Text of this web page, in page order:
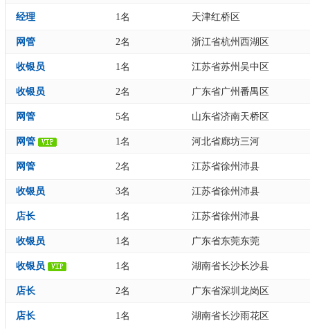
经理 1名 天津红桥区
网管 2名 浙江省杭州西湖区
收银员 1名 江苏省苏州吴中区
收银员 2名 广东省广州番禺区
网管 5名 山东省济南天桥区
网管 1名 河北省廊坊三河
网管 2名 江苏省徐州沛县
收银员 3名 江苏省徐州沛县
店长 1名 江苏省徐州沛县
收银员 1名 广东省东莞东莞
收银员 1名 湖南省长沙长沙县
店长 2名 广东省深圳龙岗区
店长 1名 湖南省长沙雨花区